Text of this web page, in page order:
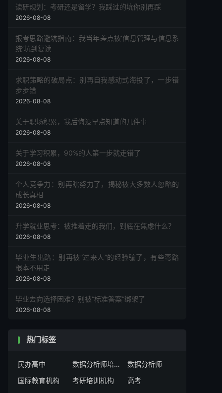
读研规划：考研还是留学？我踩过的坑你别再踩
2026-08-08
报考思路避坑指南：我当年差点被‘信息管理与信息系
统’坑到复读
2026-08-08
求职策略的破局点：别再自我感动式海投了，一步错
步步错
2026-08-08
关于职场积累，我后悔没早点知道的几件事
2026-08-08
关于学习积累，90%的人第一步就走错了
2026-08-08
个人竞争力：别再瞎努力了，揭秘被大多数人忽略的
成长真相
2026-08-08
升学就业思考：被推着走的我们，到底在焦虑什么？
2026-08-08
毕业生出路：别再被“过来人”的经验骗了，有些弯路
根本不用走
2026-08-08
毕业去向选择困难？别被“标准答案”绑架了
2026-08-08
热门标签
民办高中 数据分析师培训机构
数据分析师
国际教育机构
考研培训机构
高考